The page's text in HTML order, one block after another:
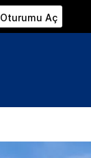
Oturumu Aç